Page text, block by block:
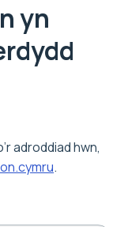
yn
adroddiad hwn,
.